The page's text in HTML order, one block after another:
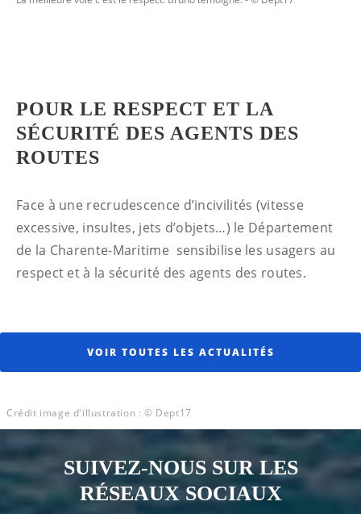
POUR LE RESPECT ET LA
SÉCURITÉ DES AGENTS DES
ROUTES
Face à une recrudescence d’incivilités (vitesse
excessive, insultes, jets d’objets…) le Département
de la Charente-Maritime sensibilise les usagers au
respect et à la sécurité des agents des routes.
VOIR TOUTES LES ACTUALITÉS
Crédit image d'illustration : © Dept17
SUIVEZ-NOUS SUR LES
RÉSEAUX SOCIAUX